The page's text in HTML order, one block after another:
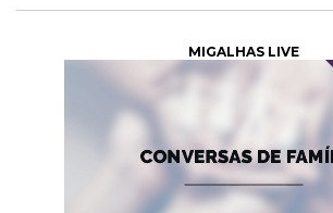
MIGALHAS LIVE